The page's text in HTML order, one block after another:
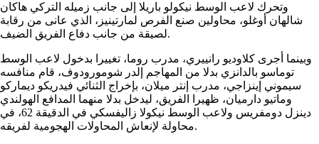
وتحرك لاعب الوسط نيكولو باريلا إلى جانب زميله التركي هاكان
شالهان أوغلو، محاولين صنع الفرص لمارتينيز، الذي عانى من رقابة
لصيقة من جانب دفاع الفريق الضيف.
وبينما أجرى كلاوديو رانييري، مدرب روما، تغييرا بدخول لاعب الوسط
توماسو بالدانزي بدلا من المهاجم إلدر شومورودوف، قام منافسه
سيموني إينزاجي، مدرب إنتر ميلان، بإخراج الثنائي فيدريكو ديماركو
وماتيو دارميان، ظهيرا الفريق، ليدخل بدلا منهما المدافع الهولندي
دينزل دومفريس ولاعب الوسط نيكولا زاليفسكي في الدقيقة 62، في
محاولة لإنعاش المحاولات الهجومية لفريقه.